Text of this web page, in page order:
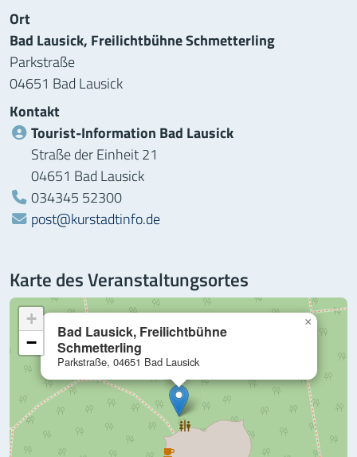
Ort
Bad Lausick, Freilichtbühne Schmetterling
Parkstraße
04651 Bad Lausick
Kontakt
Tourist-Information Bad Lausick
Straße der Einheit 21
04651 Bad Lausick
Telefon:
034345 52300
post@kurstadtinfo.de
Karte des Veranstaltungsortes
Bad Lausick, Freilichtbühne
Schmetterling
Parkstraße, 04651 Bad Lausick
×
+
−